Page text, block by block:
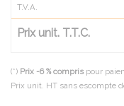
T.V.A.
Prix unit. T.T.C.
(*) Prix -6 % compris pour
Prix unit. HT sans escompte